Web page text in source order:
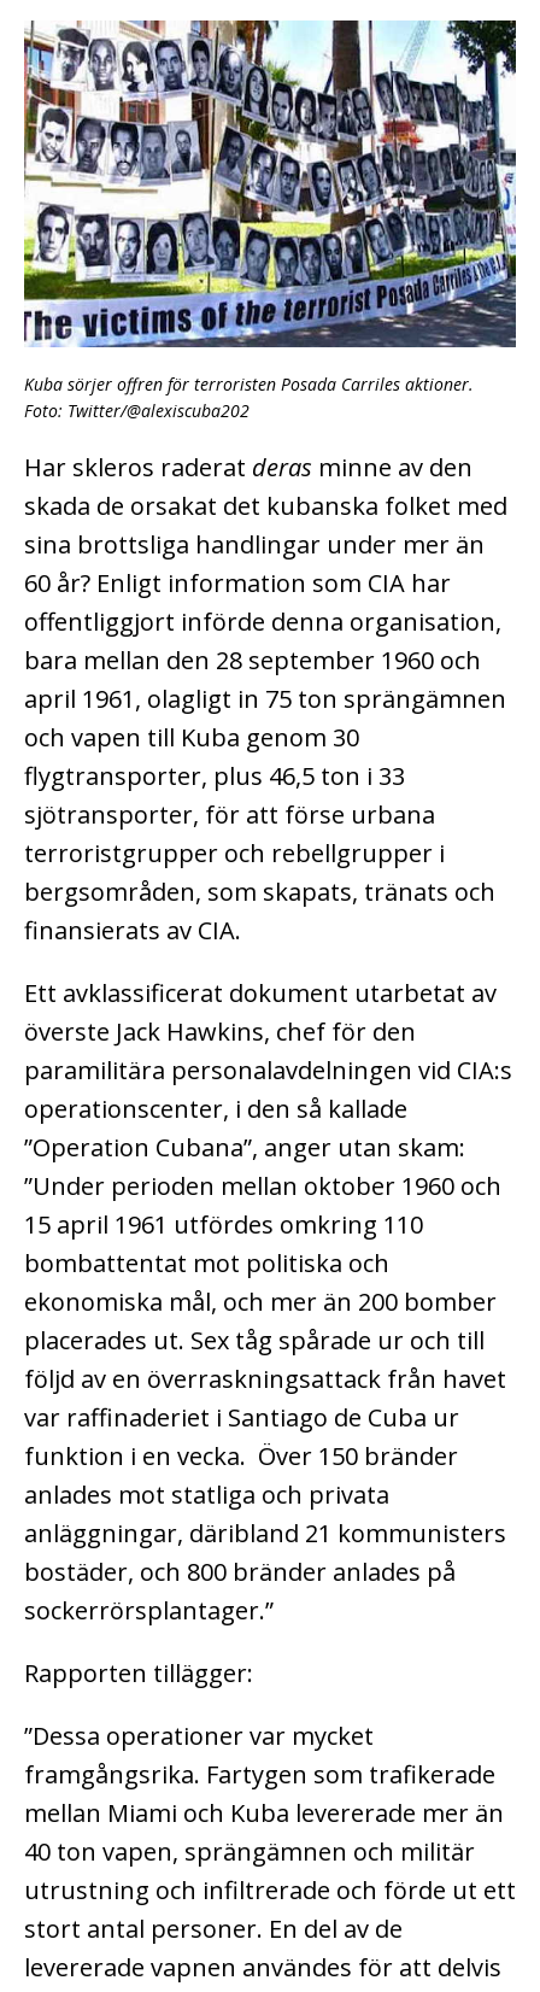
Kuba sörjer offren för terroristen Posada Carriles aktioner.
Foto: Twitter/@alexiscuba202
Har skleros raderat deras minne av den
skada de orsakat det kubanska folket med
sina brottsliga handlingar under mer än
60 år? Enligt information som CIA har
offentliggjort införde denna organisation,
bara mellan den 28 september 1960 och
april 1961, olagligt in 75 ton sprängämnen
och vapen till Kuba genom 30
flygtransporter, plus 46,5 ton i 33
sjötransporter, för att förse urbana
terroristgrupper och rebellgrupper i
bergsområden, som skapats, tränats och
finansierats av CIA.
Ett avklassificerat dokument utarbetat av
överste Jack Hawkins, chef för den
paramilitära personalavdelningen vid CIA:s
operationscenter, i den så kallade
”Operation Cubana”, anger utan skam:
”Under perioden mellan oktober 1960 och
15 april 1961 utfördes omkring 110
bombattentat mot politiska och
ekonomiska mål, och mer än 200 bomber
placerades ut. Sex tåg spårade ur och till
följd av en överraskningsattack från havet
var raffinaderiet i Santiago de Cuba ur
funktion i en vecka. Över 150 bränder
anlades mot statliga och privata
anläggningar, däribland 21 kommunisters
bostäder, och 800 bränder anlades på
sockerrörsplantager.”
Rapporten tillägger:
”Dessa operationer var mycket
framgångsrika. Fartygen som trafikerade
mellan Miami och Kuba levererade mer än
40 ton vapen, sprängämnen och militär
utrustning och infiltrerade och förde ut ett
stort antal personer. En del av de
levererade vapnen användes för att delvis